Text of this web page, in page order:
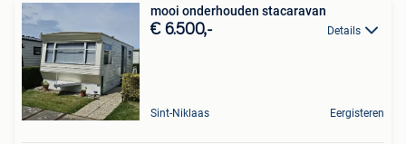
mooi onderhouden stacaravan
€ 6.500,- Details
Sint-Niklaas Eergisteren